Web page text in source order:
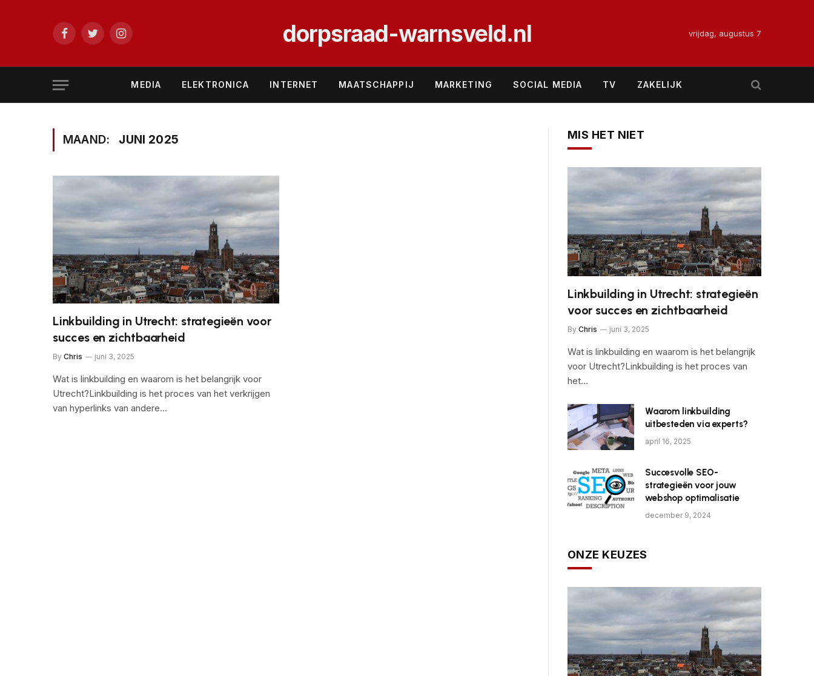
FacebookTwitterInstagram dorpsraad-warnsveld.nl vrijdag, augustus 7
MEDIA ELEKTRONICA INTERNET MAATSCHAPPIJ MARKETING SOCIAL MEDIA TV ZAKELIJK
MAAND: JUNI 2025
Linkbuilding in Utrecht: strategieën voor
succes en zichtbaarheid
By Chris juni 3, 2025
Wat is linkbuilding en waarom is het belangrijk voor
Utrecht?Linkbuilding is het proces van het verkrijgen
van hyperlinks van andere…
MIS HET NIET
Linkbuilding in Utrecht: strategieën
voor succes en zichtbaarheid
By Chris juni 3, 2025
Wat is linkbuilding en waarom is het belangrijk
voor Utrecht?Linkbuilding is het proces van
het…
Waarom linkbuilding
uitbesteden via experts?
april 16, 2025
Succesvolle SEO-
strategieën voor jouw
webshop optimalisatie
december 9, 2024
ONZE KEUZES